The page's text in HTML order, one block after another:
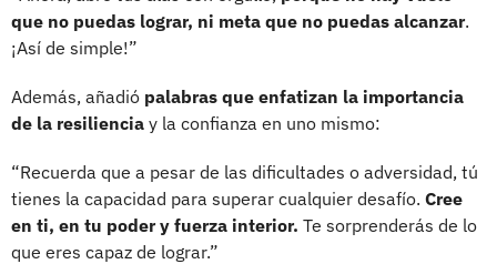
que no puedas lograr, ni meta que no puedas alcanzar.
¡Así de simple!”
Además, añadió palabras que enfatizan la importancia
de la resiliencia y la confianza en uno mismo:
“Recuerda que a pesar de las dificultades o adversidad, tú
tienes la capacidad para superar cualquier desafío. Cree
en ti, en tu poder y fuerza interior. Te sorprenderás de lo
que eres capaz de lograr.”